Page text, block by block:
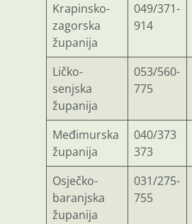
Krapinsko-
zagorska
županija
049/371-
914
Ličko-
senjska
županija
053/560-
775
Međimurska
županija
040/373
373
Osječko-
baranjska
županija
031/275-
755